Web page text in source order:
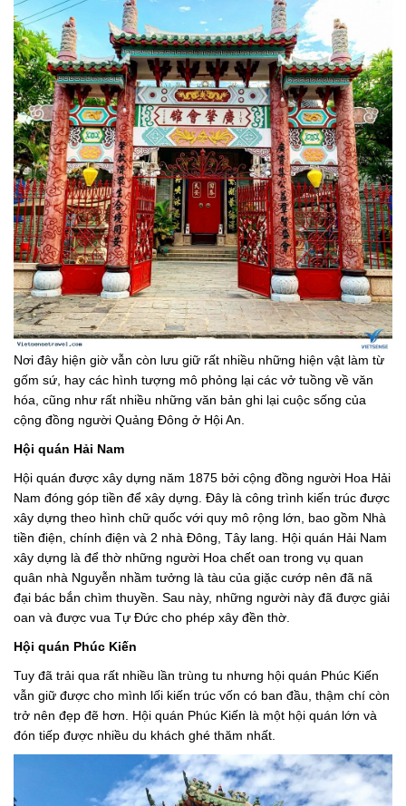
Nơi đây hiện giờ vẫn còn lưu giữ rất nhiều những hiện vật làm từ
gốm sứ, hay các hình tượng mô phỏng lại các vở tuồng về văn
hóa, cũng như rất nhiều những văn bản ghi lại cuộc sống của
cộng đồng người Quảng Đông ở Hội An.
Hội quán Hải Nam
Hội quán được xây dựng năm 1875 bởi cộng đồng người Hoa Hải
Nam đóng góp tiền để xây dựng. Đây là công trình kiến trúc được
xây dựng theo hình chữ quốc với quy mô rộng lớn, bao gồm Nhà
tiền điện, chính điện và 2 nhà Đông, Tây lang. Hội quán Hải Nam
xây dựng là để thờ những người Hoa chết oan trong vụ quan
quân nhà Nguyễn nhầm tưởng là tàu của giặc cướp nên đã nã
đại bác bắn chìm thuyền. Sau này, những người này đã được giải
oan và được vua Tự Đức cho phép xây đền thờ.
Hội quán Phúc Kiến
Tuy đã trải qua rất nhiều lần trùng tu nhưng hội quán Phúc Kiến
vẫn giữ được cho mình lối kiến trúc vốn có ban đầu, thậm chí còn
trở nên đẹp đẽ hơn. Hội quán Phúc Kiến là một hội quán lớn và
đón tiếp được nhiều du khách ghé thăm nhất.